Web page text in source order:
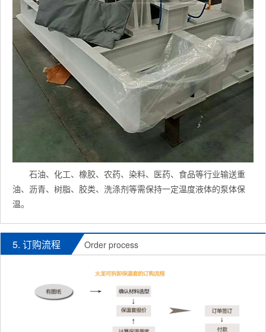
石油、化工、橡胶、农药、染料、医药、食品等行业输送重
油、沥青、树脂、胶类、洗涤剂等需保持一定温度液体的泵体保
温。
5. 订购流程 Order process